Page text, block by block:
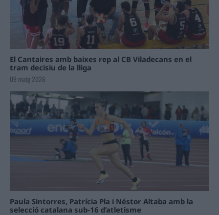
El Cantaires amb baixes rep al CB Viladecans en el
tram decisiu de la lliga
09 maig 2026
Paula Sintorres, Patrícia Pla i Néstor Altaba amb la
selecció catalana sub-16 d’atletisme